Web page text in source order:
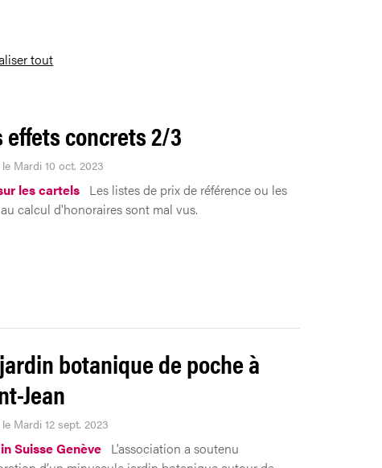
tout
effets concrets 2/3
Mardi 10 oct. 2023
les cartels Les listes de prix de référence ou les
calcul d'honoraires sont mal vus.
botanique de poche à
Jean
Mardi 12 sept. 2023
Suisse Genève L’association a soutenu